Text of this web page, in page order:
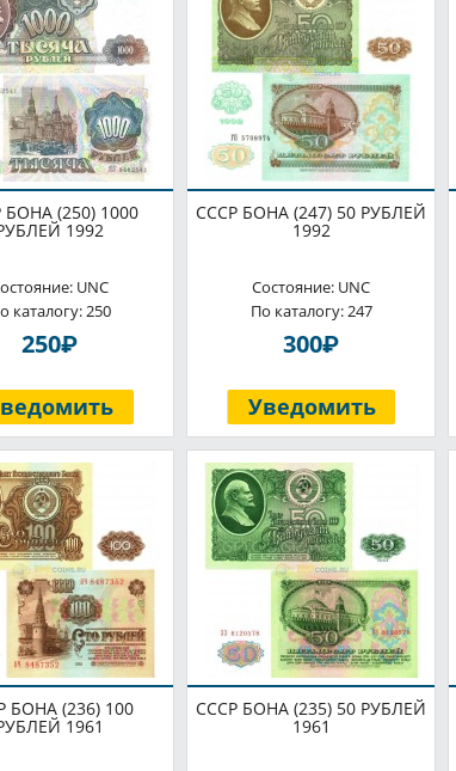
БОНА (250) 1000
1992
UNC
каталогу: 250
250P
СССР БОНА (247) 50 РУБЛЕЙ
1992
Состояние: UNC
По каталогу: 247
300P
Уведомить
БОНА (236) 100
1961
СССР БОНА (235) 50 РУБЛЕЙ
1961